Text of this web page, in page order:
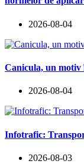
2026-08-04
Canicula, un
2026-08-04
Infotrafic:
2026-08-03